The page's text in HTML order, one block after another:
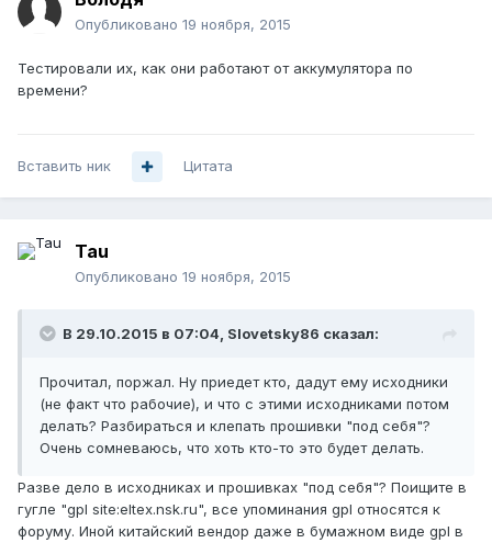
Опубликовано 19 ноября, 2015
Тестировали их, как они работают от аккумулятора по
времени?
Вставить ник Цитата
Tau
Опубликовано 19 ноября, 2015
В 29.10.2015 в 07:04, Slovetsky86 сказал:
Прочитал, поржал. Ну приедет кто, дадут ему исходники
(не факт что рабочие), и что с этими исходниками потом
делать? Разбираться и клепать прошивки "под себя"?
Очень сомневаюсь, что хоть кто-то это будет делать.
Разве дело в исходниках и прошивках "под себя"? Поищите в
гугле "gpl site:eltex.nsk.ru", все упоминания gpl относятся к
форуму. Иной китайский вендор даже в бумажном виде gpl в